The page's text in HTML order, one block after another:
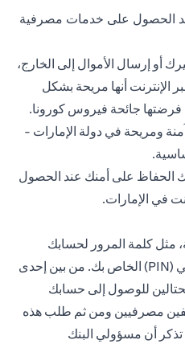
الحصول على خدمات مصرفية
أو إرسال الأموال إلى الخارج،
الإنترنت أنها مريحة بشكل
جائحة فيروس كورونا.
آمنة ومريحة في دولة الإمارات -
الحفاظ على أمنك عند الحصول
في الإمارات.
مثل كلمة المرور لحسابك
المصرفي ورقم المرور الشخصي (PIN) الخاص بك. من بين إحدى
للوصول إلى حسابك
مصرفيين ومن ثم طلب هذه
أن مسؤولي البنك